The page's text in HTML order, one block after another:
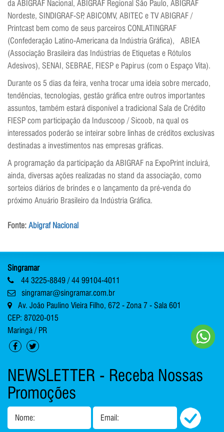
da ABIGRAF Nacional, ABIGRAF Regional São Paulo, ABIGRAF
Nordeste, SINDIGRAF-SP, ABICOMV, ABITEC e TV ABIGRAF /
Printcast bem como de seus parceiros CONLATINGRAF
(Confederação Latino-Americana da Indústria Gráfica), ABIEA
(Associação Brasileira das Indústrias de Etiquetas e Rótulos
Adesivos), SENAI, SEBRAE, FIESP e Papirus (com o Espaço Vita).
Durante os 5 dias da feira, venha trocar uma ideia sobre mercado,
tendências, tecnologias, gestão gráfica entre outros importantes
assuntos, também estará disponível a tradicional Sala de Crédito
FIESP com participação da Induscoop / Sicoob, na qual os
interessados poderão se inteirar sobre linhas de créditos exclusivas
destinadas a investimentos nas empresas gráficas.
A programação da participação da ABIGRAF na ExpoPrint incluirá,
ainda, diversas ações realizadas no stand da associação, como
sorteios diários de brindes e o lançamento da pré-venda do
próximo Anuário Brasileiro da Indústria Gráfica.
Fonte: Abigraf Nacional
Singramar
44 3225-8849 / 44 99104-4011
singramar@singramar.com.br
Av. João Paulino Vieira Filho, 672 - Zona 7 - Sala 601
CEP: 87020-015
Maringá / PR
NEWSLETTER - Receba Nossas
Promoções
Nome: Email: